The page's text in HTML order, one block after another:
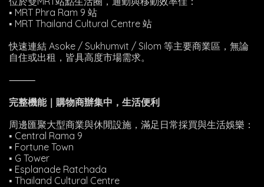
▪ MRT Phra Ram 9 站
▪ MRT Thailand Cultural Centre 站
快速連結 Asoke / Sukhumvit / Silom 等主要商業區，無論
自住或出租，皆具高度市場需求。
⸻
完整機能｜購物商辦集中，生活便利
周邊匯聚大型商業與休閒設施，滿足日常採買與生活娛樂：
▪ Central Rama 9
▪ Fortune Town
▪ G Tower
▪ Esplanade Ratchada
▪ Thailand Cultural Centre